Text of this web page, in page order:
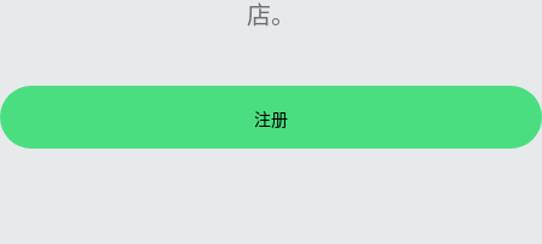
店。
注册